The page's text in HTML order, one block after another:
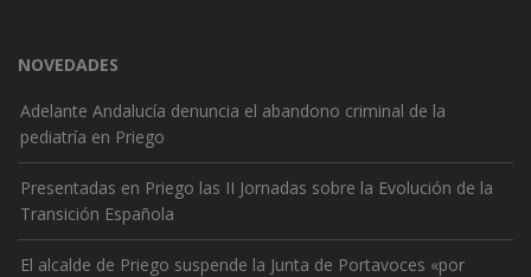
NOVEDADES
Adelante Andalucía denuncia el abandono criminal de la
pediatría en Priego
Presentadas en Priego las II Jornadas sobre la Evolución de la
Transición Española
El alcalde de Priego suspende la Junta de Portavoces «por